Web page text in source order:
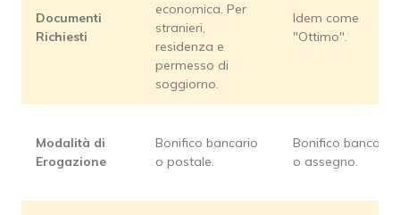
Documenti
Richiesti
economica. Per
stranieri,
residenza e
permesso di
soggiorno.
Idem come
"Ottimo".
Modalità di
Erogazione
Bonifico bancario
o postale.
Bonifico bancario
o assegno.